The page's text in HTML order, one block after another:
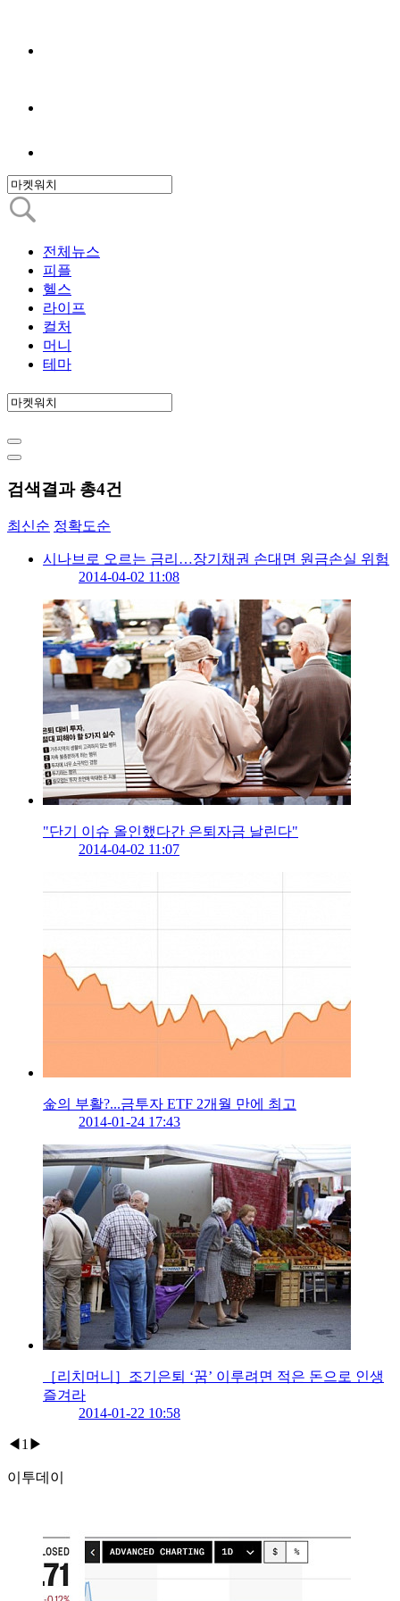
전체뉴스
피플
헬스
라이프
컬처
머니
테마
검색결과 총4건
최신순 정확도순
시나브로 오르는 금리…장기채권 손대면 원금손실 위험
2014-04-02 11:08
"단기 이슈 올인했다간 은퇴자금 날린다"
2014-04-02 11:07
金의 부활?...금투자 ETF 2개월 만에 최고
2014-01-24 17:43
［리치머니］조기은퇴 ‘꿈’ 이루려면 적은 돈으로 인생
즐겨라
2014-01-22 10:58
◀ 1 ▶
이투데이